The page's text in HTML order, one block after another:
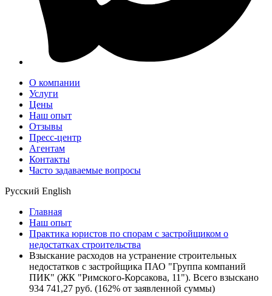
О компании
Услуги
Цены
Наш опыт
Отзывы
Пресс-центр
Агентам
Контакты
Часто задаваемые вопросы
Русский English
Главная
Наш опыт
Практика юристов по спорам с застройщиком о
недостатках строительства
Взыскание расходов на устранение строительных
недостатков с застройщика ПАО "Группа компаний
ПИК" (ЖК "Римского-Корсакова, 11"). Всего взыскано
934 741,27 руб. (162% от заявленной суммы)